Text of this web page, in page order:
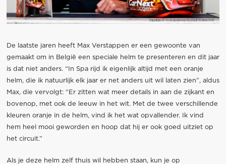
De laatste jaren heeft Max Verstappen er een gewoonte van
gemaakt om in België een speciale helm te presenteren en dit jaar
is dat niet anders. “In Spa rijd ik eigenlijk altijd met een oranje
helm, die ik natuurlijk elk jaar er net anders uit wil laten zien”, aldus
Max, die vervolgt: “Er zitten wat meer details in aan de zijkant en
bovenop, met ook de leeuw in het wit. Met de twee verschillende
kleuren oranje in de helm, vind ik het wat opvallender. Ik vind
hem heel mooi geworden en hoop dat hij er ook goed uitziet op
het circuit.”
Als je deze helm zelf thuis wil hebben staan, kun je op